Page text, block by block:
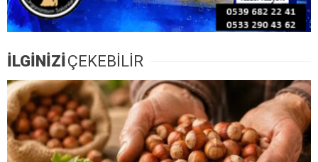
İLGİNİZİÇEKEBİLİR